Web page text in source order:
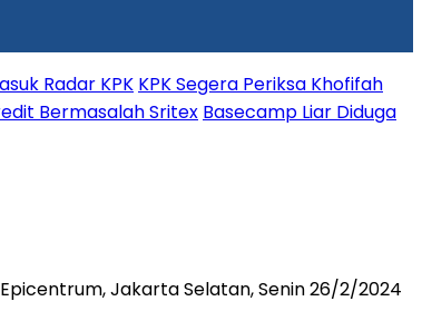
Radar KPK KPK Segera Periksa Khofifah
Bermasalah Sritex Basecamp Liar Diduga